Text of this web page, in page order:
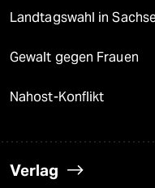
Landtagswahl in
Gewalt gegen Frauen
Nahost-Konflikt
Verlag